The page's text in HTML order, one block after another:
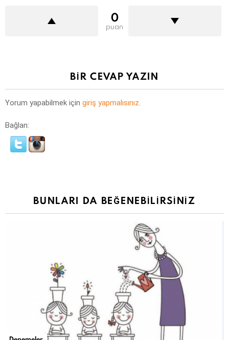
0
puan
BIR CEVAP YAZIN
Yorum yapabilmek için giriş yapmalısınız.
Bağlan:
BUNLARI DA BEĞENEBILIRSINIZ